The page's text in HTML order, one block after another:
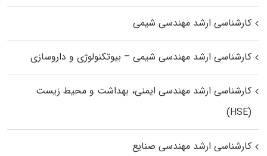
کارشناسی ارشد مهندسی شیمی
کارشناسی ارشد مهندسی شیمی – بیوتکنولوژی و داروسازی
کارشناسی ارشد مهندسی ایمنی، بهداشت و محیط زیست
(HSE)
کارشناسی ارشد مهندسی صنایع